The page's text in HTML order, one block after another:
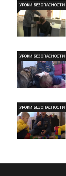
УРОКИ БЕЗОПАСНОСТИ
УРОКИ БЕЗОПАСНОСТИ
УРОКИ БЕЗОПАСНОСТИ